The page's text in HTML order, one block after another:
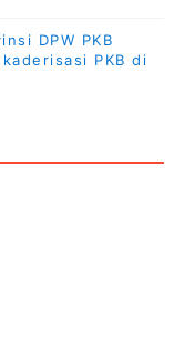
DPW PKB
PKB di